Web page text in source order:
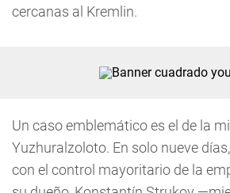
cercanas al Kremlin.
Un caso emblemático es el de la
Yuzhuralzoloto. En solo nueve
con el control mayoritario de la